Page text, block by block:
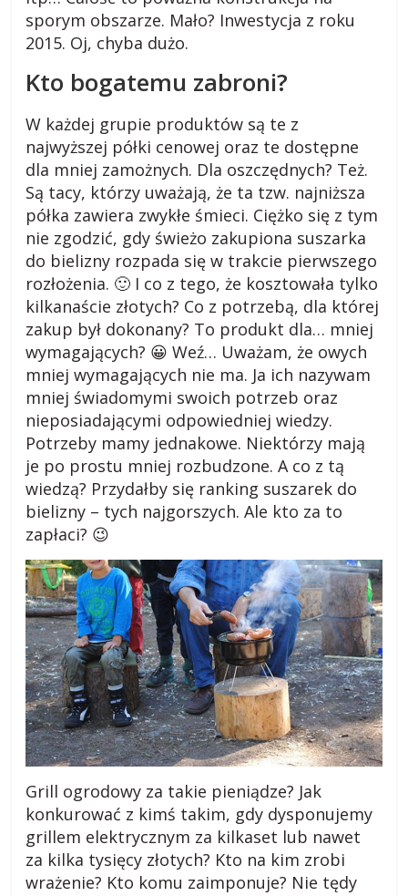
sporym obszarze. Mało? Inwestycja z roku
2015. Oj, chyba dużo.
Kto bogatemu zabroni?
W każdej grupie produktów są te z
najwyższej półki cenowej oraz te dostępne
dla mniej zamożnych. Dla oszczędnych? Też.
Są tacy, którzy uważają, że ta tzw. najniższa
półka zawiera zwykłe śmieci. Ciężko się z tym
nie zgodzić, gdy świeżo zakupiona suszarka
do bielizny rozpada się w trakcie pierwszego
rozłożenia. 🙂 I co z tego, że kosztowała tylko
kilkanaście złotych? Co z potrzebą, dla której
zakup był dokonany? To produkt dla… mniej
wymagających? 😀 Weź… Uważam, że owych
mniej wymagających nie ma. Ja ich nazywam
mniej świadomymi swoich potrzeb oraz
nieposiadającymi odpowiedniej wiedzy.
Potrzeby mamy jednakowe. Niektórzy mają
je po prostu mniej rozbudzone. A co z tą
wiedzą? Przydałby się ranking suszarek do
bielizny – tych najgorszych. Ale kto za to
zapłaci? 😉
Grill ogrodowy za takie pieniądze? Jak
konkurować z kimś takim, gdy dysponujemy
grillem elektrycznym za kilkaset lub nawet
za kilka tysięcy złotych? Kto na kim zrobi
wrażenie? Kto komu zaimponuje? Nie tędy